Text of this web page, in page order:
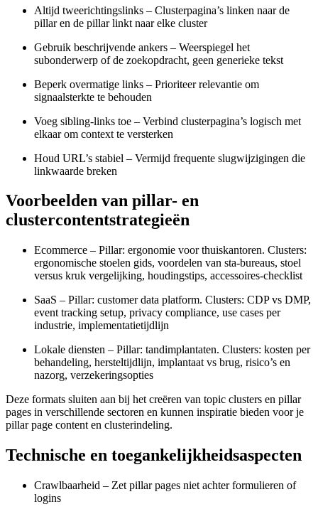
Altijd tweerichtingslinks – Clusterpagina’s linken naar de
pillar en de pillar linkt naar elke cluster
Gebruik beschrijvende ankers – Weerspiegel het
subonderwerp of de zoekopdracht, geen generieke tekst
Beperk overmatige links – Prioriteer relevantie om
signaalsterkte te behouden
Voeg sibling-links toe – Verbind clusterpagina’s logisch met
elkaar om context te versterken
Houd URL’s stabiel – Vermijd frequente slugwijzigingen die
linkwaarde breken
Voorbeelden van pillar- en
clustercontentstrategieën
Ecommerce – Pillar: ergonomie voor thuiskantoren. Clusters:
ergonomische stoelen gids, voordelen van sta-bureaus, stoel
versus kruk vergelijking, houdingstips, accessoires-checklist
SaaS – Pillar: customer data platform. Clusters: CDP vs DMP,
event tracking setup, privacy compliance, use cases per
industrie, implementatietijdlijn
Lokale diensten – Pillar: tandimplantaten. Clusters: kosten per
behandeling, hersteltijdlijn, implantaat vs brug, risico’s en
nazorg, verzekeringsopties
Deze formats sluiten aan bij het creëren van topic clusters en pillar
pages in verschillende sectoren en kunnen inspiratie bieden voor je
pillar page content en clusterindeling.
Technische en toegankelijkheidsaspecten
Crawlbaarheid – Zet pillar pages niet achter formulieren of
logins